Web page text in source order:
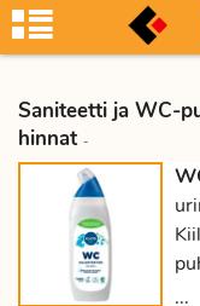
Saniteetti ja WC-
hinnat -
...